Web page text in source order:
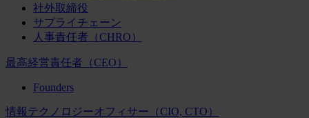
社外取締役
サプライチェーン
人事責任者（CHRO）
最高経営責任者（CEO）
Founders
情報テクノロジーオフィサー（CIO, CTO）